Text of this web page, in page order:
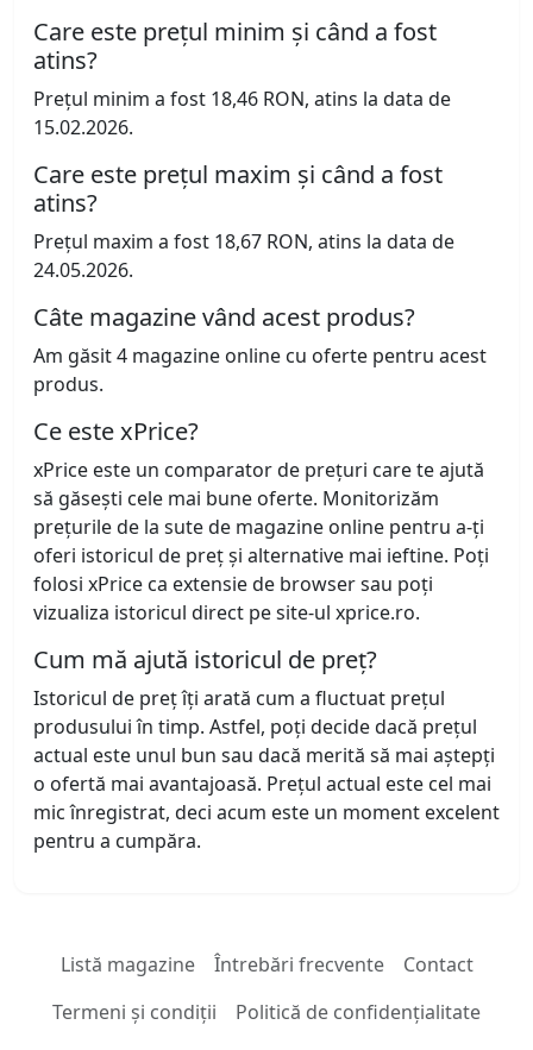
Care este prețul minim și când a fost
atins?
Prețul minim a fost 18,46 RON, atins la data de
15.02.2026.
Care este prețul maxim și când a fost
atins?
Prețul maxim a fost 18,67 RON, atins la data de
24.05.2026.
Câte magazine vând acest produs?
Am găsit 4 magazine online cu oferte pentru acest
produs.
Ce este xPrice?
xPrice este un comparator de prețuri care te ajută
să găsești cele mai bune oferte. Monitorizăm
prețurile de la sute de magazine online pentru a-ți
oferi istoricul de preț și alternative mai ieftine. Poți
folosi xPrice ca extensie de browser sau poți
vizualiza istoricul direct pe site-ul xprice.ro.
Cum mă ajută istoricul de preț?
Istoricul de preț îți arată cum a fluctuat prețul
produsului în timp. Astfel, poți decide dacă prețul
actual este unul bun sau dacă merită să mai aștepți
o ofertă mai avantajoasă. Prețul actual este cel mai
mic înregistrat, deci acum este un moment excelent
pentru a cumpăra.
Listă magazine Întrebări frecvente
Contact
Termeni și condiții
Politică de confidențialitate